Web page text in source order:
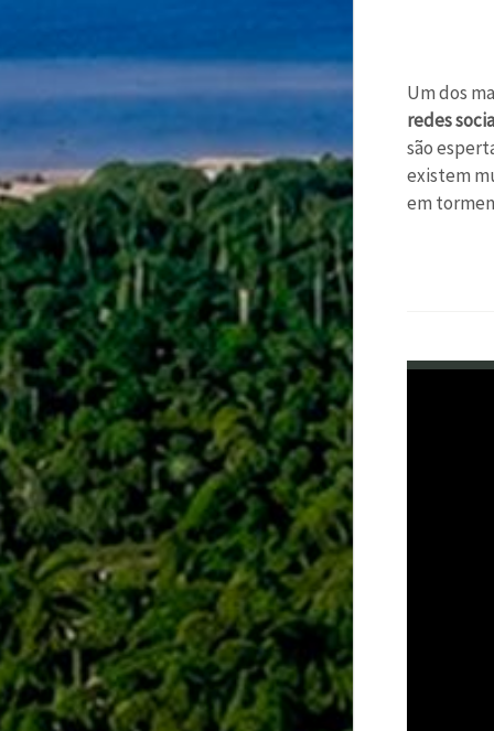
Um dos
redes
são
existem
em